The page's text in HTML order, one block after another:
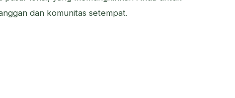
dan komunitas setempat.